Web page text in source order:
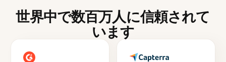
世界中で数百万人に信頼されて
います